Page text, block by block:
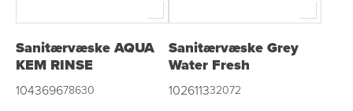
Sanitærvæske AQUA
KEM RINSE
104369678630
Sanitærvæske Grey
Water Fresh
102611332072